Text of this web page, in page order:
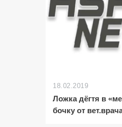
18.02.2019
Ложка дёгтя в
бочку от